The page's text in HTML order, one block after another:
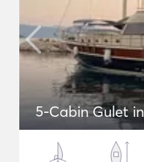
5-Cabin Gulet